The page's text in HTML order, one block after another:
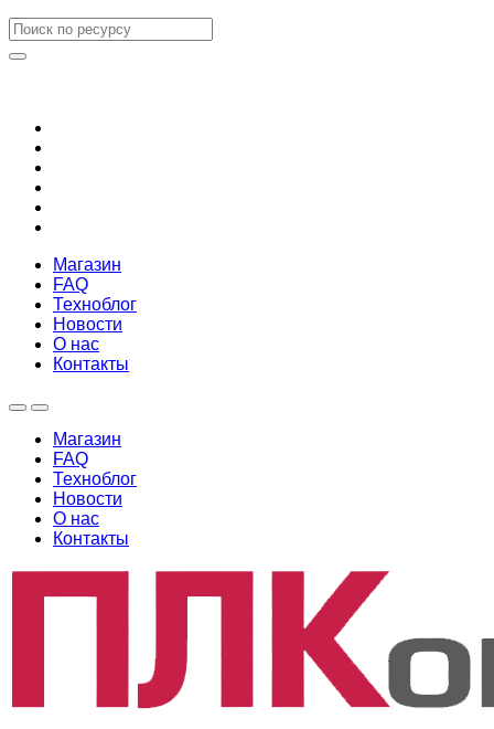
Магазин
FAQ
Техноблог
Новости
О нас
Контакты
Магазин
FAQ
Техноблог
Новости
О нас
Контакты